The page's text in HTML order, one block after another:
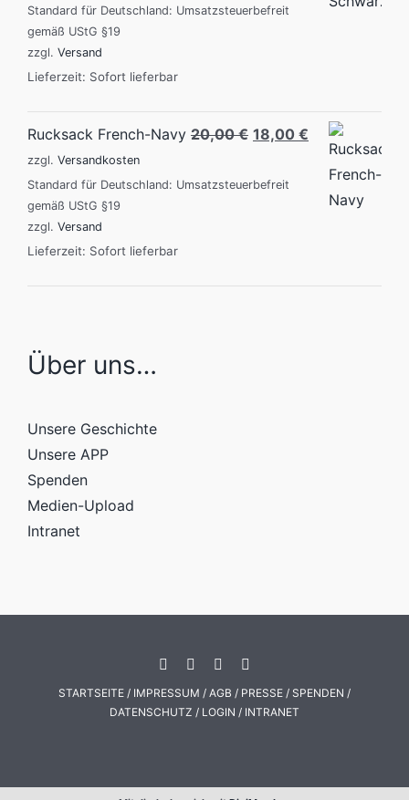
was:
is:
Standard für Deutschland: Umsatzsteuerbefreit
gemäß UStG §19
zzgl. Versand
Lieferzeit: Sofort lieferbar
Rucksack French-Navy 20,00€ Original
was:
18,00 €Current
price
18,00 €.
zzgl. Versandkosten
Standard für Deutschland: Umsatzsteuerbefreit
gemäß UStG §19
zzgl. Versand
Lieferzeit: Sofort lieferbar
Über uns…
Unsere Geschichte
Unsere APP
Spenden
Medien-Upload
Intranet
STARTSEITE / IMPRESSUM / AGB / PRESSE / SPENDEN /
DATENSCHUTZ / LOGIN / INTRANET